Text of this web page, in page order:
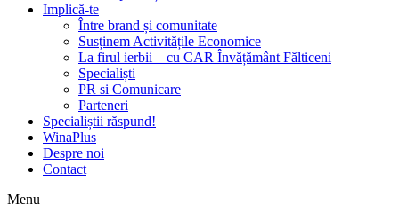
Implică-te
Între brand și comunitate
Susținem Activitățile Economice
La firul ierbii – cu CAR Învățământ Fălticeni
Specialiști
PR si Comunicare
Parteneri
Specialiștii răspund!
WinaPlus
Despre noi
Contact
Menu